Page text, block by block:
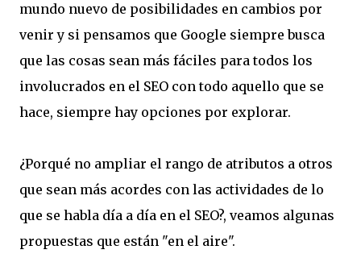
mundo nuevo de posibilidades en cambios por
venir y si pensamos que Google siempre busca
que las cosas sean más fáciles para todos los
involucrados en el SEO con todo aquello que se
hace, siempre hay opciones por explorar.
¿Porqué no ampliar el rango de atributos a otros
que sean más acordes con las actividades de lo
que se habla día a día en el SEO?, veamos algunas
propuestas que están "en el aire".